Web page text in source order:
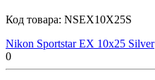
Код товара: NSEX10X25S
Nikon Sportstar EX 10x25 Silver
0